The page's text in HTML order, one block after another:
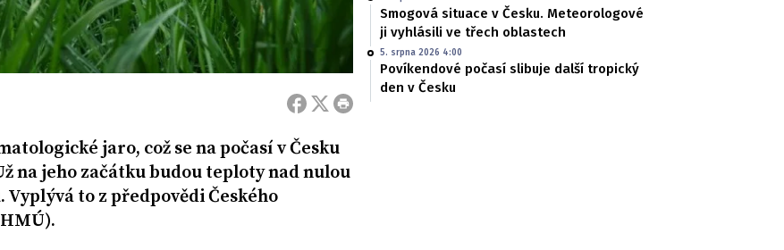
jaro, což se na počasí v Česku
na jeho začátku budou teploty nad nulou
to z předpovědi Českého
Smogová situace v Česku. Meteorologové
ji vyhlásili ve třech oblastech
5. srpna 2026 4:00
Povíkendové počasí slibuje další tropický
den v Česku